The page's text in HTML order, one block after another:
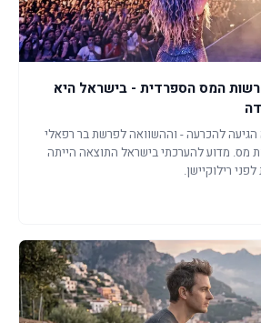
המס הספרדית - בישראל היא
להכרעה - וההשוואה לפרשת בר רפאלי
מס. מדוע להערכתי בישראל התוצאה הייתה
רילוקיישן.